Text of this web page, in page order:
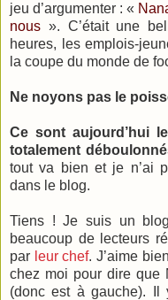
jeu d’argumenter : «
nous ». C’était une
heures, les emplois-
la coupe du monde de
Ne noyons pas le
Ce sont aujourd’hui
totalement
tout va bien et je n’ai
dans le blog.
Tiens ! Je suis un
beaucoup de lecteurs
par leur chef. J’aime
chez moi pour dire que
(donc est à gauche). Il